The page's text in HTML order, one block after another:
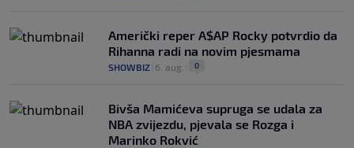
Američki reper A$AP Rocky potvrdio da
Rihanna radi na novim pjesmama
SHOWBIZ 6. aug. 0
Bivša Mamićeva supruga se udala za
NBA zvijezdu, pjevala se Rozga i
Marinko Rokvić